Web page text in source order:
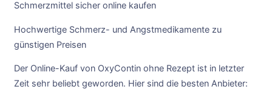
Schmerzmittel sicher online kaufen
Hochwertige Schmerz- und Angstmedikamente zu
günstigen Preisen
Der Online-Kauf von OxyContin ohne Rezept ist in letzter
Zeit sehr beliebt geworden. Hier sind die besten Anbieter: